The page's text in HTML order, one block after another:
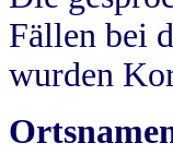
Fällen bei
wurden